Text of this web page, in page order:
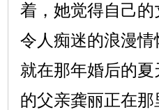
着，她觉得自己
令人痴迷的浪漫情
就在那年婚后的
的父亲龚丽正在那